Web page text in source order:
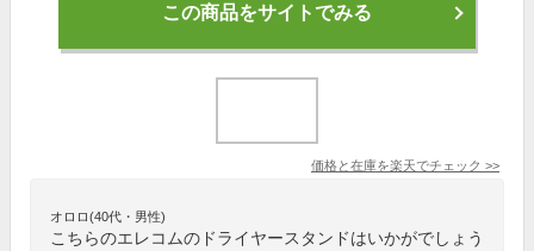
この商品をサイトでみる
価格と在庫を楽天でチェック >>
オロロ(40代・男性)
こちらのエレコムのドライヤースタンドはいかがでしょう